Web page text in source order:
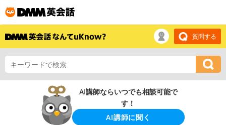
質問する
AI講師ならいつでも相談可能で
す！
AI講師に聞く